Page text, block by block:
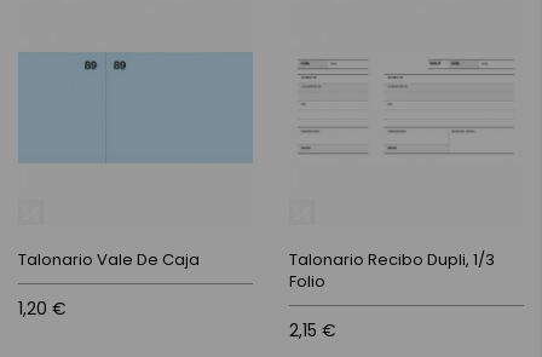
Talonario Vale De Caja
1,20 €
Talonario Recibo Dupli, 1/3
Folio
2,15 €